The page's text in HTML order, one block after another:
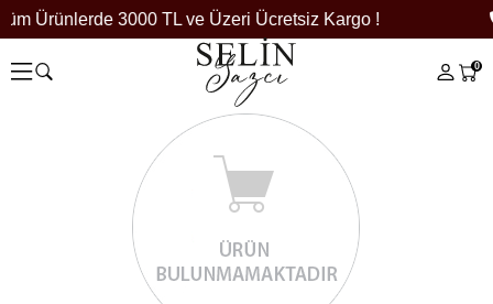
Ürünlerde 3000 TL ve Üzeri Ücretsiz Kargo !
0